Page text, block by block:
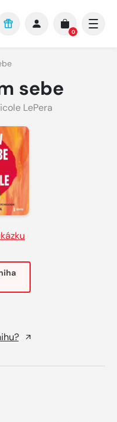
0
sebe
LePera